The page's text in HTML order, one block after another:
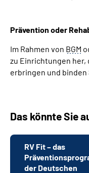
Prävention oder
Im Rahmen von BGM
zu Einrichtungen
erbringen und binden
Das könnte Sie
RV Fit – das
der Deutschen